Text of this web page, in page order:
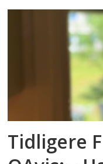
Tidligere